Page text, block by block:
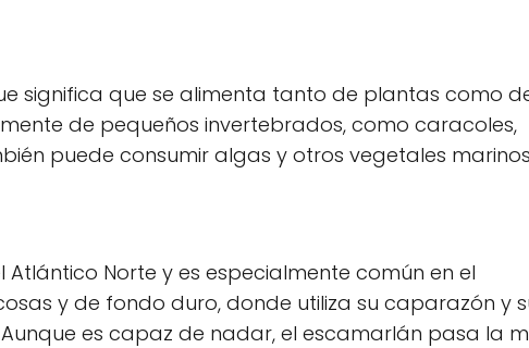
significa que se alimenta tanto de plantas como
de pequeños invertebrados, como caracoles,
puede consumir algas y otros vegetales
Norte y es especialmente común en el
y de fondo duro, donde utiliza su caparazón y
es capaz de nadar, el escamarlán pasa la